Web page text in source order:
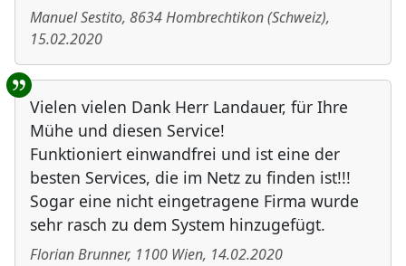
Manuel Sestito, 8634Hombrechtikon(Schweiz),
15.02.2020
Vielen vielen Dank Herr Landauer, für Ihre
Mühe und diesen Service!
Funktioniert einwandfrei und ist eine der
besten Services, die im Netz zu finden ist!!!
Sogar eine nicht eingetragene Firma wurde
sehr rasch zu dem System hinzugefügt.
Florian Brunner, 1100 Wien, 14.02.2020